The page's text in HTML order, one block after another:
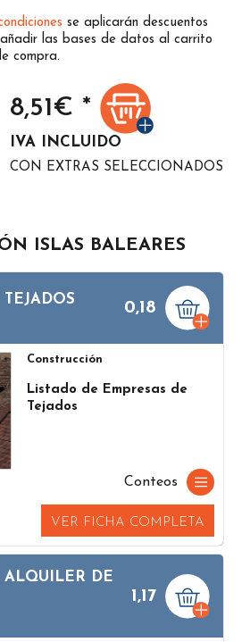
se aplicarán descuentos
las bases de datos al carrito
compra.
8,51€ *
IVA INCLUIDO
CON EXTRAS SELECCIONADOS
ISLAS BALEARES
0,18
Construcción
Listado de Empresas de
Tejados
Conteos
VER FICHA COMPLETA
ALQUILER DE
1,17